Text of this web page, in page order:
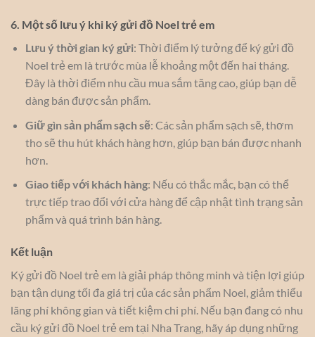
6. Một số lưu ý khi ký gửi đồ Noel trẻ em
Lưu ý thời gian ký gửi: Thời điểm lý tưởng để ký gửi đồ
Noel trẻ em là trước mùa lễ khoảng một đến hai tháng.
Đây là thời điểm nhu cầu mua sắm tăng cao, giúp bạn dễ
dàng bán được sản phẩm.
Giữ gìn sản phẩm sạch sẽ: Các sản phẩm sạch sẽ, thơm
tho sẽ thu hút khách hàng hơn, giúp bạn bán được nhanh
hơn.
Giao tiếp với khách hàng: Nếu có thắc mắc, bạn có thể
trực tiếp trao đổi với cửa hàng để cập nhật tình trạng sản
phẩm và quá trình bán hàng.
Kết luận
Ký gửi đồ Noel trẻ em là giải pháp thông minh và tiện lợi giúp
bạn tận dụng tối đa giá trị của các sản phẩm Noel, giảm thiểu
lãng phí không gian và tiết kiệm chi phí. Nếu bạn đang có nhu
cầu ký gửi đồ Noel trẻ em tại Nha Trang, hãy áp dụng những